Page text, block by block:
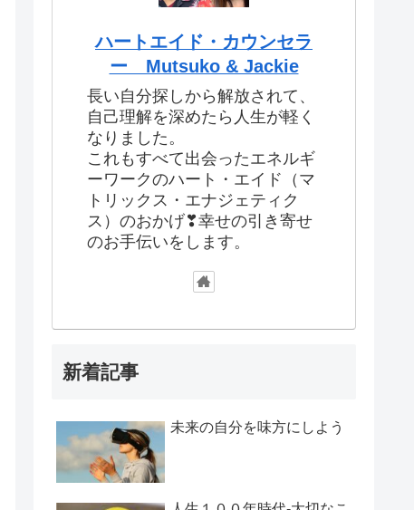
ハートエイド・カウンセラ
ー Mutsuko & Jackie
長い自分探しから解放されて、
自己理解を深めたら人生が軽く
なりました。
これもすべて出会ったエネルギ
ーワークのハート・エイド（マ
トリックス・エナジェティク
ス）のおかげ❣幸せの引き寄せ
のお手伝いをします。
新着記事
未来の自分を味方にしよう